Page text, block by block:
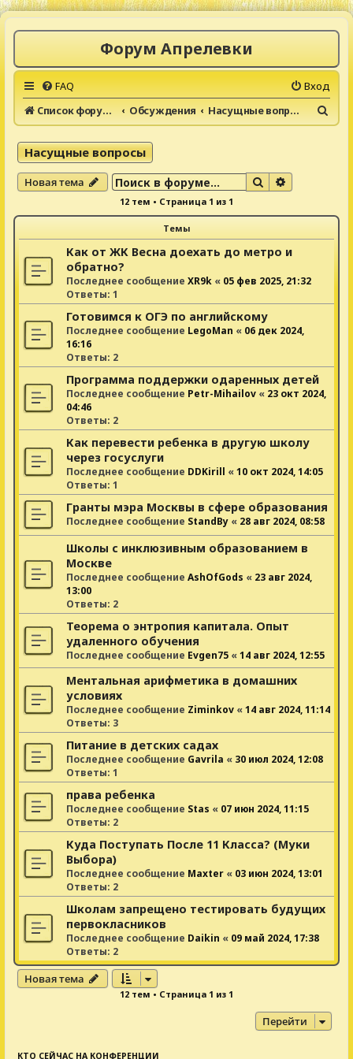
Форум Апрелевки
FAQ
Вход
Список форумов
Обсуждения Насущные вопросы
о
Насущные вопросы
Новая тема Поиск
12 тем • Страница 1 из 1
Темы
Как от ЖК Весна доехать до метро и
обратно?
Последнее сообщение XR9k « 05 фев 2025, 21:32
Ответы: 1
Готовимся к ОГЭ по английскому
Последнее сообщение LegoMan « 06 дек 2024,
16:16
Ответы: 2
Программа поддержки одаренных детей
Последнее сообщение Petr-Mihailov « 23 окт 2024,
04:46
Ответы: 2
Как перевести ребенка в другую школу
через госуслуги
Последнее сообщение DDKirill «10 окт 2024, 14:05
Ответы: 1
Гранты мэра Москвы в сфере образования
Последнее сообщение StandBy « 28 авг 2024, 08:58
Школы с инклюзивным образованием в
Москве
Последнее сообщение AshOfGods « 23 авг 2024,
13:00
Ответы: 2
Теорема о энтропия капитала. Опыт
удаленного обучения
Последнее сообщение Evgen75 «14 авг 2024, 12:55
Ментальная арифметика в домашних
условиях
Последнее сообщение Ziminkov «14 авг 2024, 11:14
Ответы: 3
Питание в детских садах
Последнее сообщение Gavrila « 30 июл 2024, 12:08
Ответы: 1
права ребенка
Последнее сообщение Stas « 07 июн 2024, 11:15
Ответы: 2
Куда Поступать После 11 Класса? (Муки
Выбора)
Последнее сообщение Maxter « 03 июн 2024, 13:01
Ответы: 2
Школам запрещено тестировать будущих
первокласников
Последнее сообщение Daikin « 09 май 2024, 17:38
Ответы: 2
Новая тема
12 тем • Страница 1 из 1
Перейти
КТО СЕЙЧАС НА КОНФЕРЕНЦИИ